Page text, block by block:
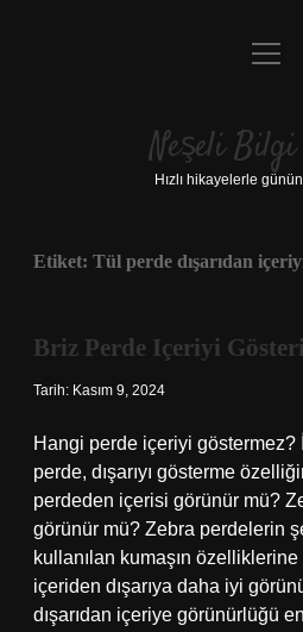
Anasayfa
Yasal
Neşeli Bilgi
Hızlı hikayelerle
Etiket: Tül perde dışarıdan
Briz Perde Içeriyi
Tarih: Kasım 9, 2024
Hangi perde içeriyi göstermez?
perde, dışarıyı gösterme
perdeden içerisi görünür mü?
görünür mü? Zebra perdelerin
kullanılan kumaşın özelliklerine
içeriden dışarıya daha iyi
dışarıdan içeriye görünürlüğü